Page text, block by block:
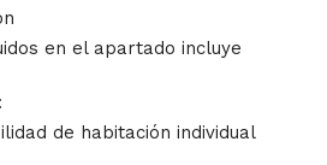
en el apartado incluye
de habitación individual